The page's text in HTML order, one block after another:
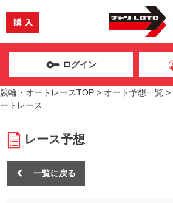
ログイン
競輪・オートレースTOP > オート予想一覧 >
ートレース
レース予想
一覧に戻る